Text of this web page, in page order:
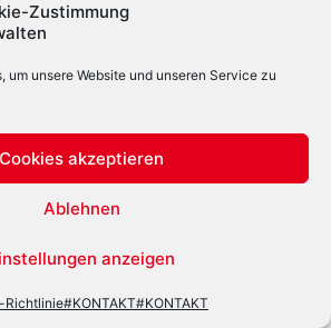
Zustimmung
um unsere Website und unseren Service zu
Cookies akzeptieren
Ablehnen
anzeigen
Richtlinie#KONTAKT#KONTAKT